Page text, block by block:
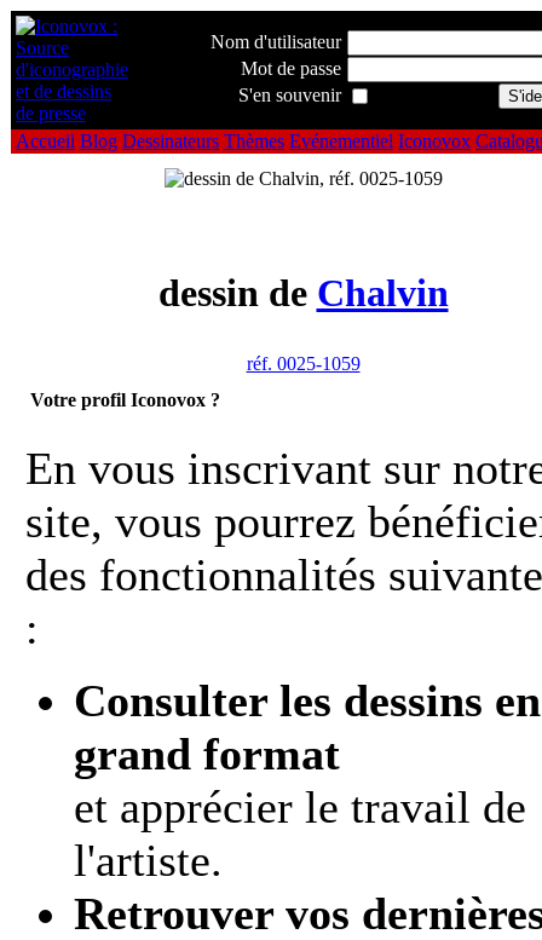
Nom d'utilisateur
Mot de passe
S'en souvenir
Accueil Blog Dessinateurs Thèmes Evénementiel Iconovox
dessin de Chalvin
réf. 0025-1059
Votre profil Iconovox ?
En vous inscrivant sur
site, vous pourrez
des fonctionnalités
:
Consulter les dessins en
grand format
et apprécier le travail de
l'artiste.
Retrouver vos